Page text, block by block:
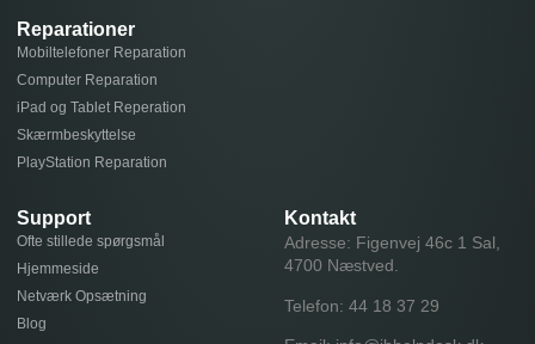
Reparationer
Mobiltelefoner Reparation
Computer Reparation
iPad og Tablet Reperation
Skærmbeskyttelse
PlayStation Reparation
Support
Ofte stillede spørgsmål
Hjemmeside
Netværk Opsætning
Blog
Kontakt
Adresse: Figenvej 46c 1 Sal,
4700 Næstved.
Telefon: 44 18 37 29